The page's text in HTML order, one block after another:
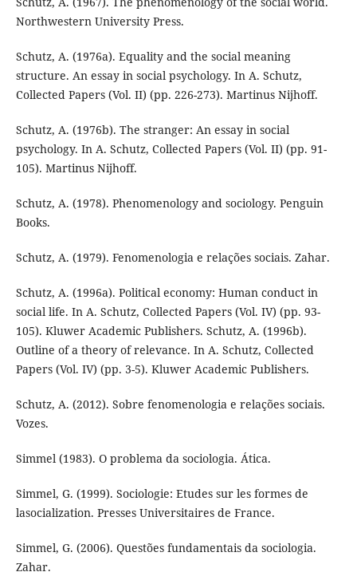
Northwestern University Press.
Schutz, A. (1976a). Equality and the social meaning
structure. An essay in social psychology. In A. Schutz,
Collected Papers (Vol. II) (pp. 226-273). Martinus Nijhoff.
Schutz, A. (1976b). The stranger: An essay in social
psychology. In A. Schutz, Collected Papers (Vol. II) (pp. 91-
105). Martinus Nijhoff.
Schutz, A. (1978). Phenomenology and sociology. Penguin
Books.
Schutz, A. (1979). Fenomenologia e relações sociais. Zahar.
Schutz, A. (1996a). Political economy: Human conduct in
social life. In A. Schutz, Collected Papers (Vol. IV) (pp. 93-
105). Kluwer Academic Publishers. Schutz, A. (1996b).
Outline of a theory of relevance. In A. Schutz, Collected
Papers (Vol. IV) (pp. 3-5). Kluwer Academic Publishers.
Schutz, A. (2012). Sobre fenomenologia e relações sociais.
Vozes.
Simmel (1983). O problema da sociologia. Ática.
Simmel, G. (1999). Sociologie: Etudes sur les formes de
lasocialization. Presses Universitaires de France.
Simmel, G. (2006). Questões fundamentais da sociologia.
Zahar.